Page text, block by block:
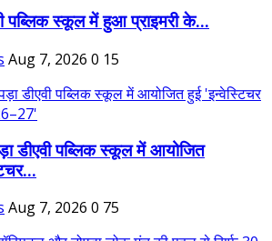
पब्लिक स्कूल में हुआ प्राइमरी के...
Aug 7, 2026 0 15
डीएवी पब्लिक स्कूल में आयोजित
Aug 7, 2026 0 75